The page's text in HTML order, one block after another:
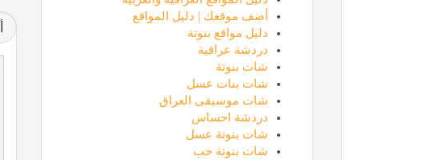
أضف موقعك | دليل المواقع
دليل مواقع بنوتة
دردشة عراقية
شات بنوتة
شات بنات عسل
شات موسيقى العراق
دردشة احساس
شات بنوتة عسل
شات بنوتة حب